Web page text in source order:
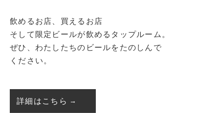
飲めるお店、買えるお店
そして限定ビールが飲めるタップルーム。
ぜひ、わたしたちのビールをたのしんで
ください。
詳細はこちら